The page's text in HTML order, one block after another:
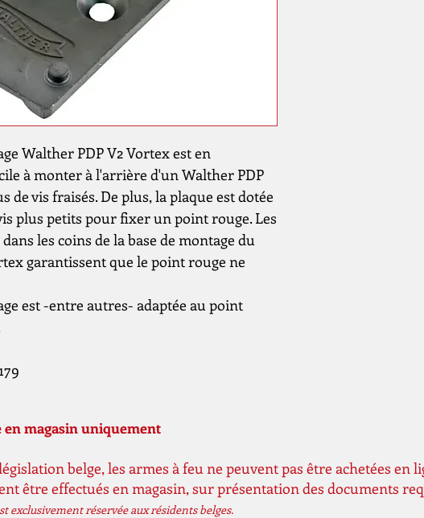
Walther PDP V2 Vortex est en
à monter à l'arrière d'un Walther PDP
de vis fraisés. De plus, la plaque est dotée
plus petits pour fixer un point rouge. Les
les coins de la base de montage du
garantissent que le point rouge ne
est -entre autres- adaptée au point
magasin uniquement
belge, les armes à feu ne peuvent pas être achetées en
être effectués en magasin, sur présentation des documents
exclusivement réservée aux résidents belges.